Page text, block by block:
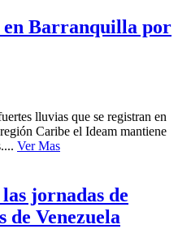
Barranquilla por
lluvias que se registran en
Caribe el Ideam mantiene
Ver Mas
jornadas de
de Venezuela